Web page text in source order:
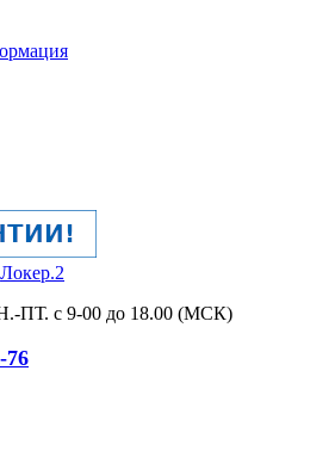
Локер.2
ПТ. с 9-00 до 18.00 (МСК)
76